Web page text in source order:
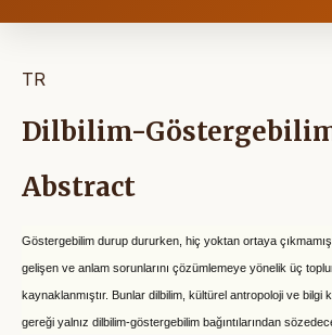
TR
Dilbilim-
Abstract
Göstergebilim durup dururken, hiç yoktan ortaya
gelişen ve anlam sorunlarını çözümlemeye yönelik üç
kaynaklanmıştır. Bunlar dilbilim, kültürel antropoloji ve bilgi
gereği yalnız dilbilim-göstergebilim bağıntılarından